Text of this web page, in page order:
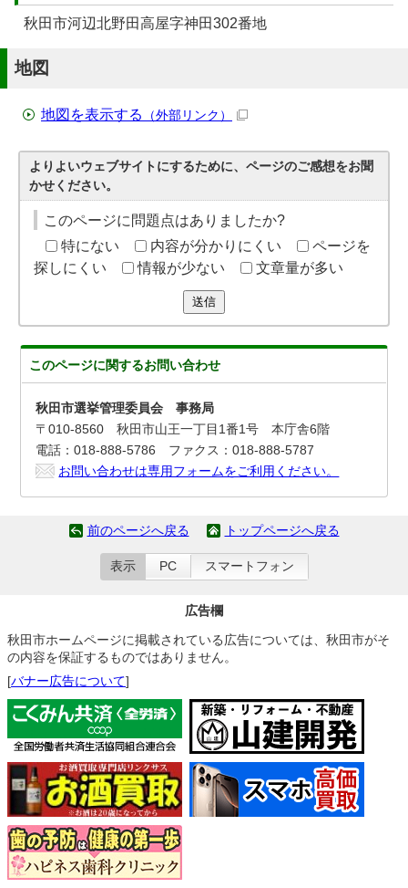
秋田市河辺北野田高屋字神田302番地
地図
地図を表示する （外部リンク）
よりよいウェブサイトにするために、ページのご感想をお聞
かせください。
このページに問題点はありましたか?
特にない
内容が分かりにくい
ページを
探しにくい
情報が少ない 文章量が多い
送信
このページに関するお問い合わせ
秋田市選挙管理委員会 事務局
〒010-8560 秋田市山王一丁目1番1号 本庁舎6階
電話：018-888-5786 ファクス：018-888-5787
お問い合わせは専用フォームをご利用ください。
前のページへ戻る トップページへ戻る
表示 PC スマートフォン
広告欄
秋田市ホームページに掲載されている広告については、秋田市がそ
の内容を保証するものではありません。
[バナー広告について]